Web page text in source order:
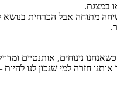
במצגת.
מתוחה אבל הכרחית
נינוחים, אותנטיים
חזרה למי שנכון לנו